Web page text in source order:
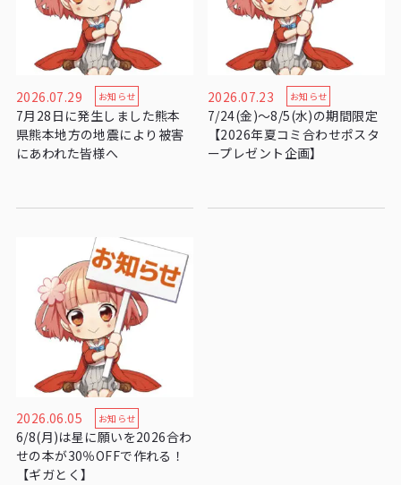
2026.07.29 お知らせ
7月28日に発生しました熊本
県熊本地方の地震により被害
にあわれた皆様へ
2026.07.23 お知らせ
7/24(金)〜8/5(水)の期間限定
【2026年夏コミ合わせポスタ
ープレゼント企画】
2026.06.05 お知らせ
6/8(月)は星に願いを2026合わ
せの本が30％OFFで作れる！
【ギガとく】